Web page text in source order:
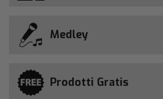
Medley
Prodotti Gratis